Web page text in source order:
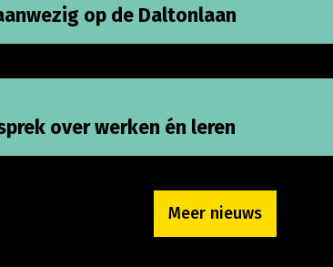
op de Daltonlaan
over werken én leren
over werken én leren
Meer nieuws